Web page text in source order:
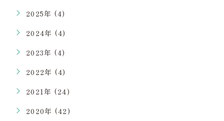
2025年 (4)
2024年 (4)
2023年 (4)
2022年 (4)
2021年 (24)
2020年 (42)